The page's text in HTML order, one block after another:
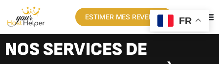
ESTIMER MES REVENUS
NOS SERVICES DE
FR